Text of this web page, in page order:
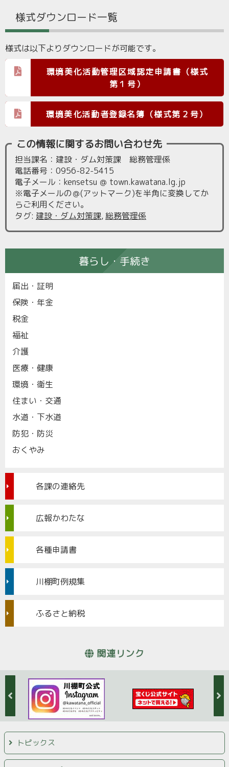
様式ダウンロード一覧
様式は以下よりダウンロードが可能です。
環境美化活動管理区域認定申請書（様式
第１号）
環境美化活動者登録名簿（様式第２号）
この情報に関するお問い合わせ先
担当課名：建設・ダム対策課 総務管理係
電話番号：0956-82-5415
電子メール：kensetsu ＠ town.kawatana.lg.jp
※電子メールの＠(アットマーク)を半角に変換してか
らご利用ください。
タグ: 建設・ダム対策課,総務管理係
暮らし・手続き
届出・証明
保険・年金
税金
福祉
介護
医療・健康
環境・衛生
住まい・交通
水道・下水道
防犯・防災
おくやみ
各課の連絡先
広報かわたな
各種申請書
川棚町例規集
ふるさと納税
関連リンク
トピックス